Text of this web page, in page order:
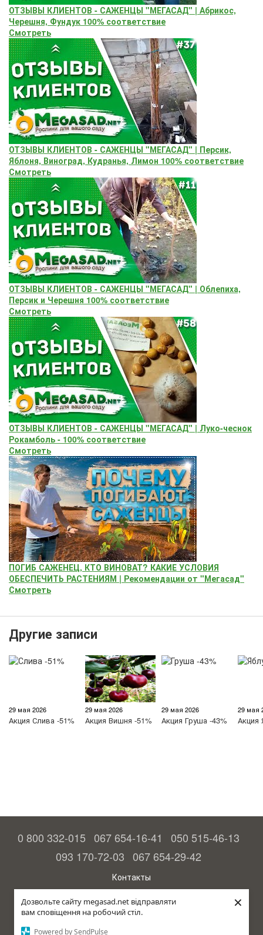
Дозвольте сайту megasad.net відправляти
вам сповіщення на робочий стіл.
Powered by SendPulse
×
ОТЗЫВЫ КЛИЕНТОВ - САЖЕНЦЫ "МЕГАСАД" | Абрикос,
Черешня, Фундук 100% соответствие
Смотреть
ОТЗЫВЫ КЛИЕНТОВ - САЖЕНЦЫ "МЕГАСАД" | Персик,
Яблоня, Виноград, Кудранья, Лимон 100% соответствие
Смотреть
ОТЗЫВЫ КЛИЕНТОВ - САЖЕНЦЫ "МЕГАСАД" | Облепиха,
Персик и Черешня 100% соответствие
Смотреть
ОТЗЫВЫ КЛИЕНТОВ - САЖЕНЦЫ "МЕГАСАД" | Луко-чеснок
Рокамболь - 100% соответствие
Смотреть
ПОГИБ САЖЕНЕЦ, КТО ВИНОВАТ? КАКИЕ УСЛОВИЯ
ОБЕСПЕЧИТЬ РАСТЕНИЯМ | Рекомендации от "Мегасад"
Смотреть
Другие записи
29 мая 2026
Акция Слива -51%
29 мая 2026
Акция Вишня -51%
29 мая 2026
Акция Груша -43%
29 мая
Акция
0 800 332-015 067 654-16-41
050 515-46-13
093 170-72-03 067 654-29-42
Контакты
Полная версия сайта
© 2015—2026
Megasad - гарантия высокого урожая